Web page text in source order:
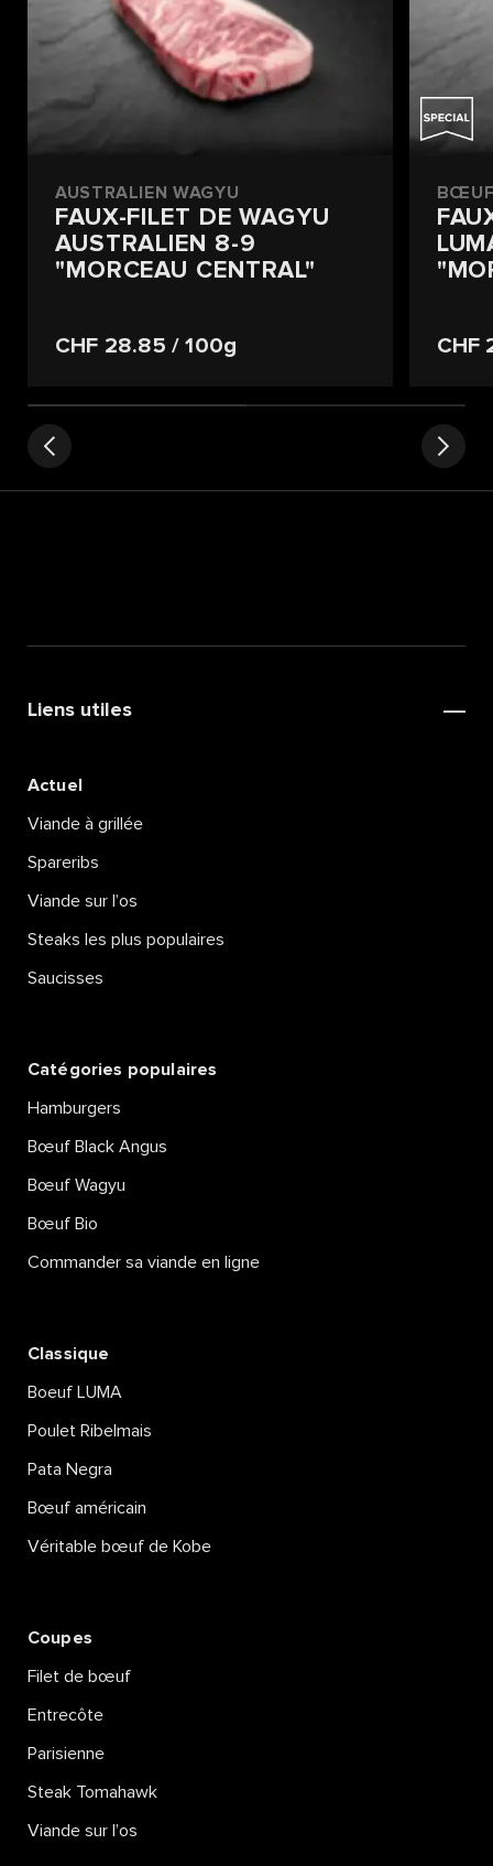
AUSTRALIEN WAGYU
FAUX-FILET DE WAGYU
AUSTRALIEN 8-9
"MORCEAU CENTRAL"
CHF 28.85 / 100g
BŒUF
CHF
Liens utiles
Actuel
Viande à grillée
Spareribs
Viande sur l’os
Steaks les plus populaires
Saucisses
Catégories populaires
Hamburgers
Bœuf Black Angus
Bœuf Wagyu
Bœuf Bio
Commander sa viande en ligne
Classique
Boeuf LUMA
Poulet Ribelmais
Pata Negra
Bœuf américain
Véritable bœuf de Kobe
Coupes
Filet de bœuf
Entrecôte
Parisienne
Steak Tomahawk
Viande sur l’os